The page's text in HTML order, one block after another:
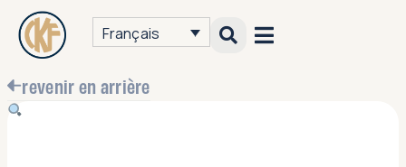
Français
revenir en arrière